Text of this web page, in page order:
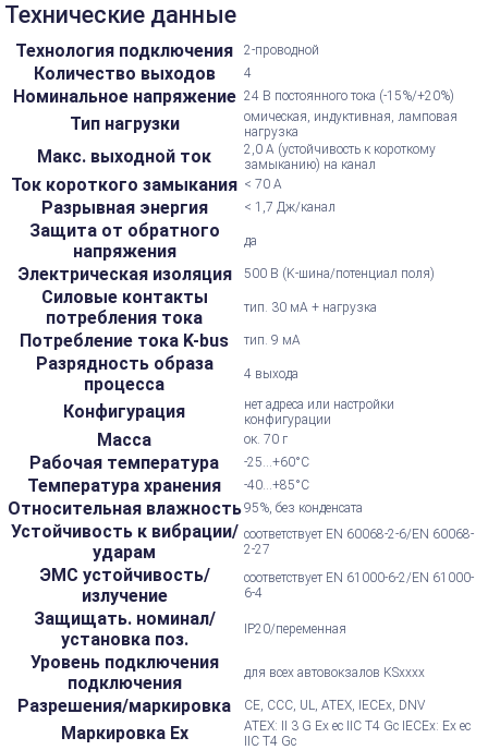
Технические данные
Технология подключения 2-проводной
Количество выходов 4
Номинальное напряжение 24 В постоянного тока (-15%/+20%)
Тип нагрузки
омическая, индуктивная, ламповая
нагрузка
Макс. выходной ток
2,0 А (устойчивость к короткому
замыканию) на канал
Ток короткого замыкания < 70 А
Разрывная энергия < 1,7 Дж/канал
Защита от обратного
напряжения
да
Электрическая изоляция 500 В (K-шина/потенциал поля)
Силовые контакты
потребления тока
тип. 30 мА + нагрузка
Потребление тока K-bus тип. 9 мА
Разрядность образа
процесса
4 выхода
Конфигурация
нет адреса или настройки
конфигурации
Масса ок. 70 г
Рабочая температура -25...+60°С
Температура хранения -40...+85°С
Относительная влажность95%, без конденсата
Устойчивость к вибрации/
ударам
соответствует EN 60068-2-6/EN 60068-
2-27
ЭМС устойчивость/
излучение
соответствует EN 61000-6-2/EN 61000-
6-4
Защищать. номинал/
установка поз.
IP20/переменная
Уровень подключения
подключения
для всех автовокзалов KSxxxx
Разрешения/маркировка CE, CCC, UL, ATEX, IECEx, DNV
Маркировка Ex
ATEX: II 3 G Ex ec IIC T4 Gc IECEx: Ex ec
IIC T4 Gc